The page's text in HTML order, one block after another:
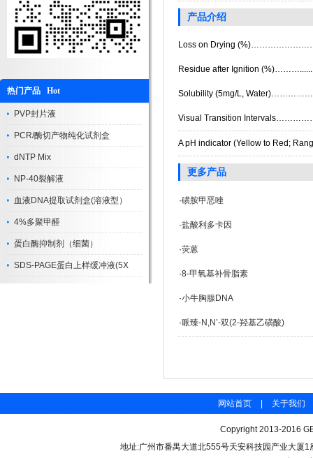
热门产品 Hot
PVP封片液
PCR/酶切产物纯化试剂盒
dNTP Mix
NP-40裂解液
血液DNA提取试剂盒(溶液型）
4%多聚甲醛
蛋白酶抑制剂（细菌）
SDS-PAGE蛋白上样缓冲液(5X
产品介绍
Loss on Drying
Residue after Ignition
Solubility (5mg/L,
Visual Transition
A pH indicator (Yellow to Red;
更多产品
·磺胺甲恶唑
·盐酸利多卡因
·荧蒽
·8-甲氧基补骨脂素
·小牛胸腺DNA
·哌臻-N,N’-双(2-羟基乙磺酸)
网站首页 关于我们
Copyright 2013-2016
地址:广州市番禺大道北555号天安科技园产业大厦